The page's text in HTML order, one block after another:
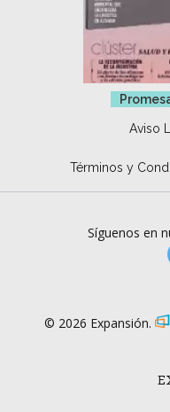
Aviso
Términos y
Síguenos en
© 2026 Expansión.